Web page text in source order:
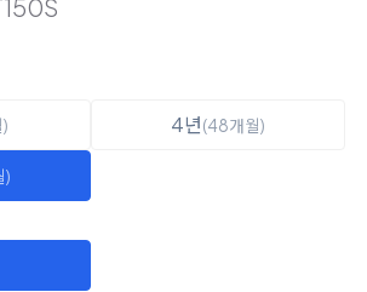
4년(48개월)
)